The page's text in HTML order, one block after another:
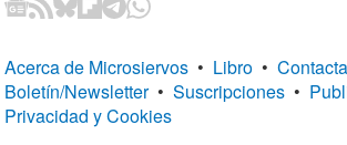
Acerca de Microsiervos • Libro •
Boletín/Newsletter • Suscripciones •
Privacidad y Cookies